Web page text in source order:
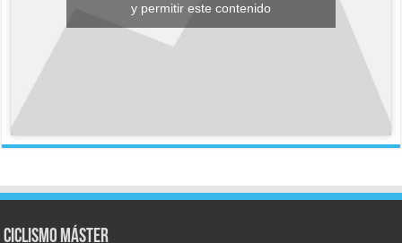
y permitir este contenido
Ciclismo Máster